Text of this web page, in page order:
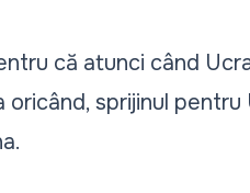
că atunci când
sprijinul